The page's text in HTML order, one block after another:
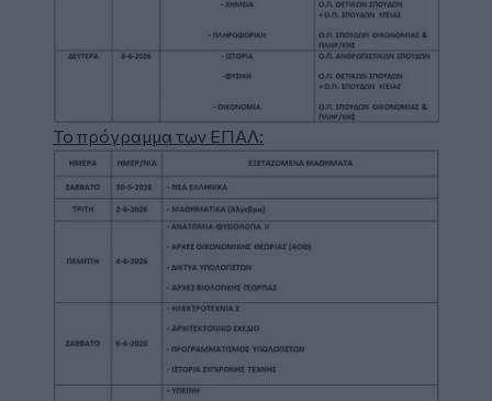
Το πρόγραμμα των ΕΠΑΛ:
Image